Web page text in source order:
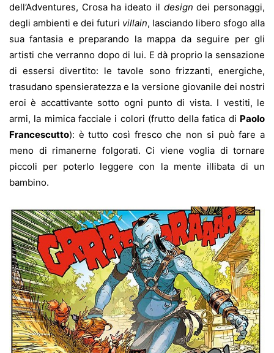
dell’Adventures, Crosa ha ideato il design dei personaggi,
degli ambienti e dei futuri villain, lasciando libero sfogo alla
sua fantasia e preparando la mappa da seguire per gli
artisti che verranno dopo di lui. E dà proprio la sensazione
di essersi divertito: le tavole sono frizzanti, energiche,
trasudano spensieratezza e la versione giovanile dei nostri
eroi è accattivante sotto ogni punto di vista. I vestiti, le
armi, la mimica facciale i colori (frutto della fatica di Paolo
Francescutto): è tutto così fresco che non si può fare a
meno di rimanerne folgorati. Ci viene voglia di tornare
piccoli per poterlo leggere con la mente illibata di un
bambino.